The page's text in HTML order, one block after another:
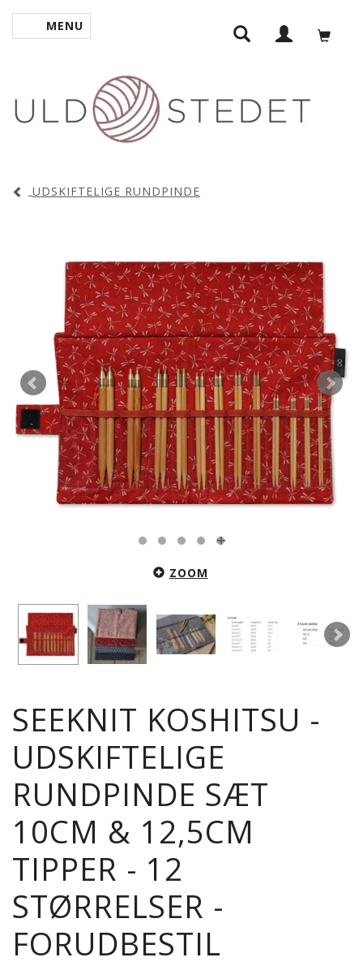
SKIFTE NAVIGATION
MENU
UDSKIFTELIGE RUNDPINDE
ZOOM
SEEKNIT KOSHITSU -
UDSKIFTELIGE
RUNDPINDE SÆT
10CM & 12,5CM
TIPPER - 12
STØRRELSER -
FORUDBESTIL